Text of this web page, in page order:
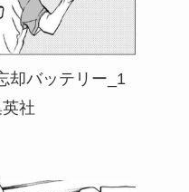
却バッテリー_1
社